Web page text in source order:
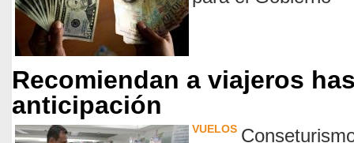
Recomiendan a viajeros
anticipación
VUELOS